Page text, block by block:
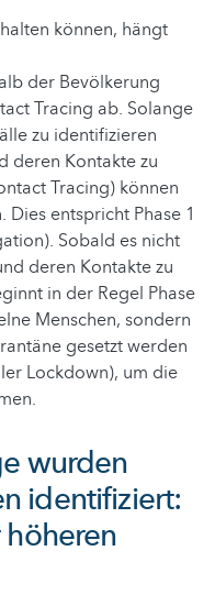
können, hängt
der Bevölkerung
Tracing ab. Solange
zu identifizieren
deren Kontakte zu
Tracing) können
entspricht Phase 1
Sobald es nicht
deren Kontakte zu
in der Regel Phase
Menschen, sondern
gesetzt werden
Lockdown), um die
wurden
identifiziert: